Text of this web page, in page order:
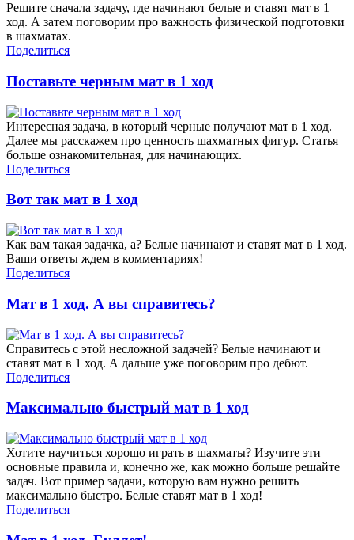
Решите сначала задачу, где начинают белые и ставят мат в 1
ход. А затем поговорим про важность физической подготовки
в шахматах.
Поделиться
Поставьте черным мат в 1 ход
Интересная задача, в который черные получают мат в 1 ход.
Далее мы расскажем про ценность шахматных фигур. Статья
больше ознакомительная, для начинающих.
Поделиться
Вот так мат в 1 ход
Как вам такая задачка, а? Белые начинают и ставят мат в 1 ход.
Ваши ответы ждем в комментариях!
Поделиться
Мат в 1 ход. А вы справитесь?
Справитесь с этой несложной задачей? Белые начинают и
ставят мат в 1 ход. А дальше уже поговорим про дебют.
Поделиться
Максимально быстрый мат в 1 ход
Хотите научиться хорошо играть в шахматы? Изучите эти
основные правила и, конечно же, как можно больше решайте
задач. Вот пример задачи, которую вам нужно решить
максимально быстро. Белые ставят мат в 1 ход!
Поделиться